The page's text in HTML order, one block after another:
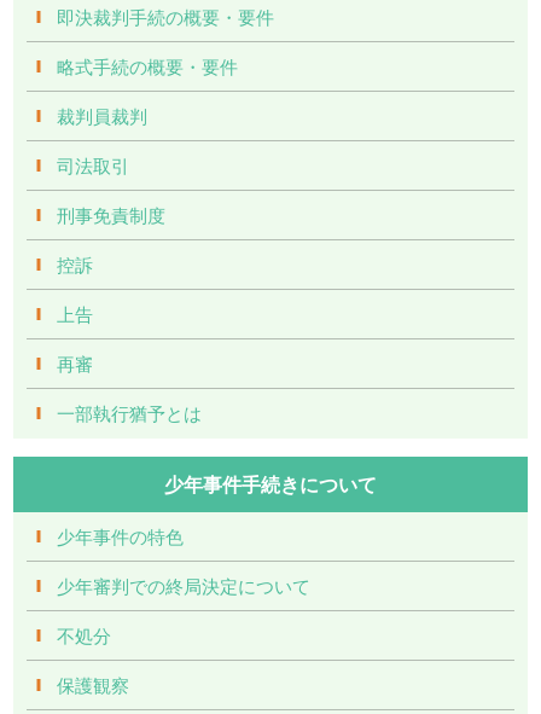
即決裁判手続の概要・要件
略式手続の概要・要件
裁判員裁判
司法取引
刑事免責制度
控訴
上告
再審
一部執行猶予とは
少年事件手続きについて
少年事件の特色
少年審判での終局決定について
不処分
保護観察